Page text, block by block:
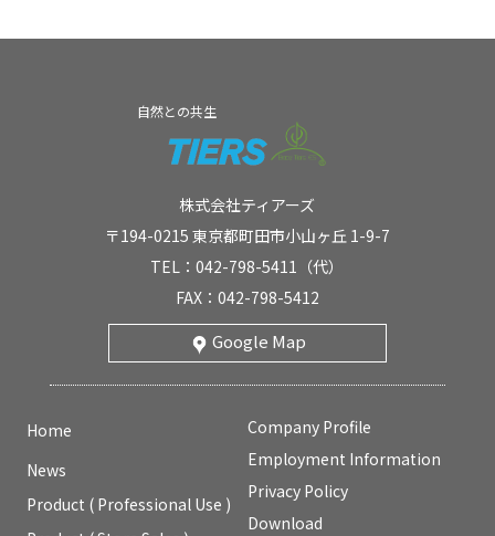
自然との共生
株式会社ティアーズ
〒194-0215 東京都町田市小山ヶ丘 1-9-7
TEL：042-798-5411（代）
FAX：042-798-5412
Google Map
Home
News
Product ( Professional Use )
Company Profile
Employment Information
Privacy Policy
Download